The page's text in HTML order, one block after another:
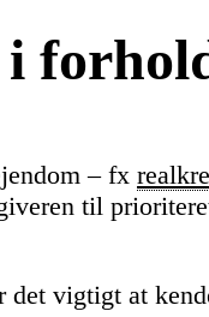
– fx
til
det vigtigt at